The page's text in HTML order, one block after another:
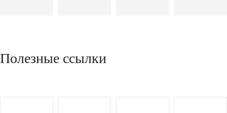
Полезные ссылки